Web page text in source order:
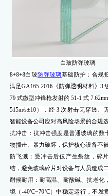
白玻防弹玻璃
8+8+8白玻防弹玻璃基础防护：合规
满足GA165-2016《防弹透明材料》3
79 式微型冲锋枪发射的 51-1 式
515m/s±10），经 3 次射击无穿透、
智能设备公司应对高风险场景的合规选
抗冲击：抗冲击强度是普通玻璃的数
物撞击、暴力破坏，保护核心设备不
防飞溅：受冲击后仅产生裂纹，碎
结，避免玻璃碎片对设备与人员造成
耐候耐用：耐高温、耐酸碱、抗老化
境（ -40℃~70℃）中稳定运行，不发